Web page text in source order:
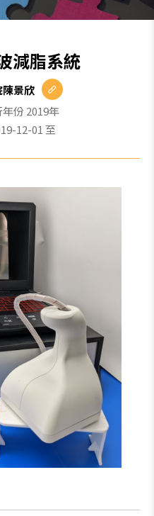
減脂系統
景欣
年份 2019年
12-01 至